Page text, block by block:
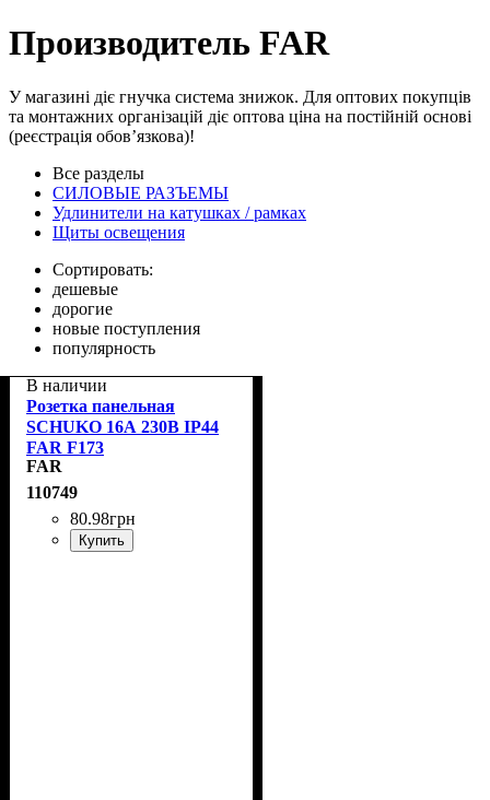
Производитель FAR
У магазині діє гнучка система знижок. Для оптових покупців
та монтажних організацій діє оптова ціна на постійній основі
(реєстрація обов’язкова)!
Все разделы
СИЛОВЫЕ РАЗЪЕМЫ
Удлинители на катушках / рамках
Щиты освещения
Сортировать:
дешевые
дорогие
новые поступления
популярность
В наличии
Розетка панельная
SCHUKO 16А 230В IP44
FAR F173
FAR
110749
80.98грн
Купить